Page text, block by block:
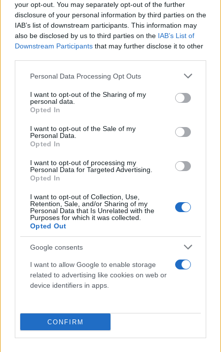
your opt-out. You may separately opt-out of the further
disclosure of your personal information by third parties on the
IAB’s list of downstream participants. This information may
also be disclosed by us to third parties on the IAB’s List of
Downstream Participants that may further disclose it to other
Please note that this website/app uses one or more Google
not limited to your visit or usage behaviour. You may click to
grant or deny consent to Google and its third-party tags to
use your data for below specified purposes in below Google
consent section.
Personal Data Processing Opt Outs
I want to opt-out of the Sharing of my
personal data.
Opted In
I want to opt-out of the Sale of my
Personal Data.
Opted In
I want to opt-out of processing my
Personal Data for Targeted Advertising.
Opted In
I want to opt-out of Collection, Use,
Retention, Sale, and/or Sharing of my
Personal Data that Is Unrelated with the
Purposes for which it was collected.
Opted Out
Google consents
I want to allow Google to enable storage
related to advertising like cookies on web or
device identifiers in apps.
CONFIRM
Τι εννοείτε ότι εγώ δεν είχα καμία σχέση με αυτό;
Εδώ ο Μητσοτάκης χθες πανηγύρισε με διάγγελμα
για την έξοδο από την ενισχυμένη εποπτεία που
οφείλεται σε όσα κάναμε εμείς πριν 4 χρόνια και
ήταν συμφωνημένη από τότε. Μάλιστα τότε μας
κατηγορούσε!
είχα βγάλει κουβέντα…ΥΓ Για να μην με πείτε κακό
άνθρωπο, θα πω ένα μπράβο στην ΝΔ που